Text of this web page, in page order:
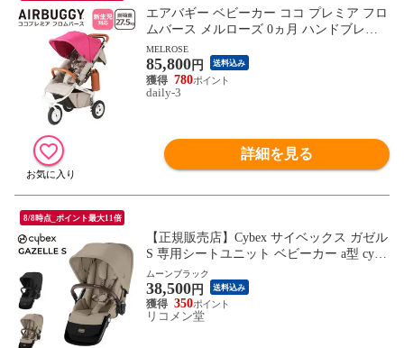
エアバギー ベビーカー ココ プレミア フロ
ムバース メルローズ 0ヵ月 ハンドブレー
キ レインカバー スリムサイズ 折りたたみ
エアタイヤ 正規販売店 日本語説明書付き
【保証期間：2年】 AIRBUGGY 【北海道・
沖縄は990円加算】 abg02-c15
MELROSE
85,800円 送料込み
780
daily-3
詳細を見る
8/8時点_ポイント最大11倍
【正規販売店】Cybex サイベックス ガゼル
S 専用シートユニット ベビーカー a型 cybe
x GAZELLE S 折り畳み コンパクト 両対面
式 リクライニング 双子 2人乗り 縦型 おし
ゃれ ストローラー【送料無料】
ムーンブラック
38,500円 送料込み
350
リコメン堂